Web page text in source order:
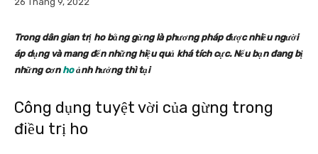
Trong dân gian trị ho bằng gừng là phương pháp được nhiều người
áp dụng và mang đến những hiệu quả khá tích cực. Nếu bạn đang bị
những cơn hoảnh hưởng thì tại
Công dụng tuyệt vời của gừng trong
điều trị ho